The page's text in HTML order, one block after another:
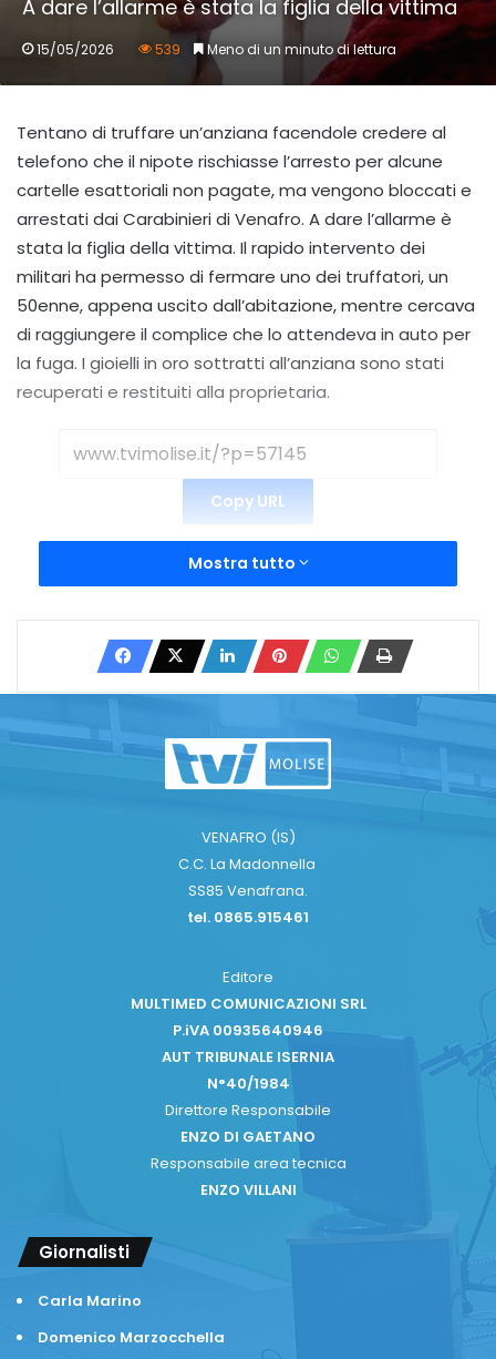
A dare l’allarme è stata la figlia della vittima
15/05/2026 539 Meno di un minuto di lettura
Tentano di truffare un’anziana facendole credere al
telefono che il nipote rischiasse l’arresto per alcune
cartelle esattoriali non pagate, ma vengono bloccati e
arrestati dai Carabinieri di Venafro. A dare l’allarme è
stata la figlia della vittima. Il rapido intervento dei
militari ha permesso di fermare uno dei truffatori, un
50enne, appena uscito dall’abitazione, mentre cercava
di raggiungere il complice che lo attendeva in auto per
la fuga. I gioielli in oro sottratti all’anziana sono stati
recuperati e restituiti alla proprietaria.
Copy URL
Mostra tutto
VENAFRO (IS)
C.C. La Madonnella
SS85 Venafrana.
tel. 0865.915461
Editore
MULTIMED COMUNICAZIONI SRL
P.iVA 00935640946
AUT TRIBUNALE ISERNIA
N°40/1984
Direttore Responsabile
ENZO DI GAETANO
Responsabile area tecnica
ENZO VILLANI
Giornalisti
Carla Marino
Domenico Marzocchella